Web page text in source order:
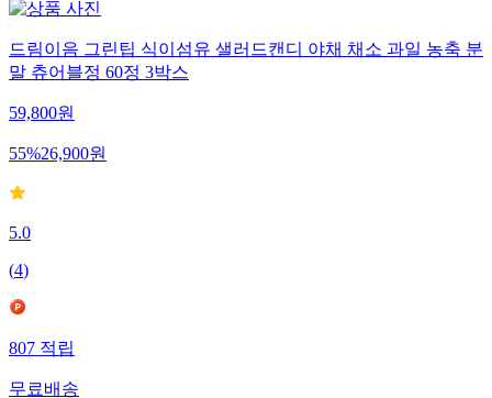
드림이음 그린팁 식이섬유 샐러드캔디 야채 채소 과일 농축 분
말 츄어블정 60정 3박스
59,800원
55%26,900원
5.0
(4)
807적립